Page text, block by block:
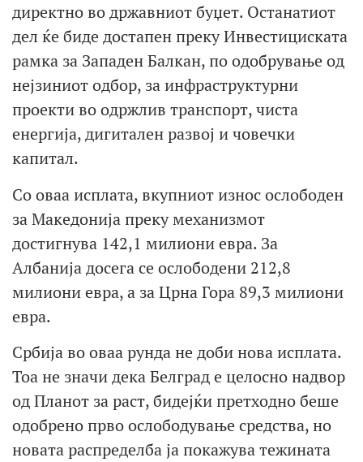
директно во државниот буџет. Останатиот
дел ќе биде достапен преку Инвестициската
рамка за Западен Балкан, по одобрување од
нејзиниот одбор, за инфраструктурни
проекти во одржлив транспорт, чиста
енергија, дигитален развој и човечки
капитал.
Со оваа исплата, вкупниот износ ослободен
за Македонија преку механизмот
достигнува 142,1 милиони евра. За
Албанија досега се ослободени 212,8
милиони евра, а за Црна Гора 89,3 милиони
евра.
Србија во оваа рунда не доби нова исплата.
Тоа не значи дека Белград е целосно надвор
од Планот за раст, бидејќи претходно беше
одобрено прво ослободување средства, но
новата распределба ја покажува тежината